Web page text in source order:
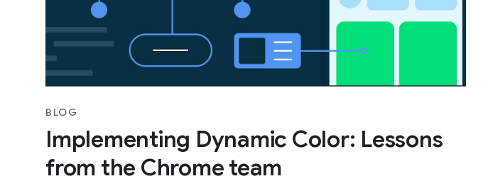
BLOG
Implementing Dynamic Color: Lessons
from the Chrome team